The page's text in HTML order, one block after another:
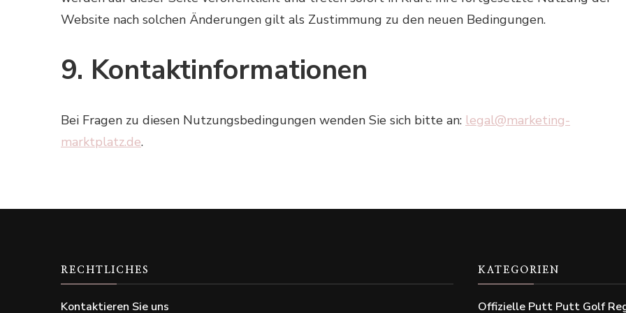
Website nach solchen Änderungen gilt als Zustimmung zu den neuen Bedingungen.
9. Kontaktinformationen
Bei Fragen zu diesen Nutzungsbedingungen wenden Sie sich bitte an: legal@marketing-
marktplatz.de.
RECHTLICHES
Kontaktieren Sie uns
KATEGORIEN
Offizielle Putt Putt Golf